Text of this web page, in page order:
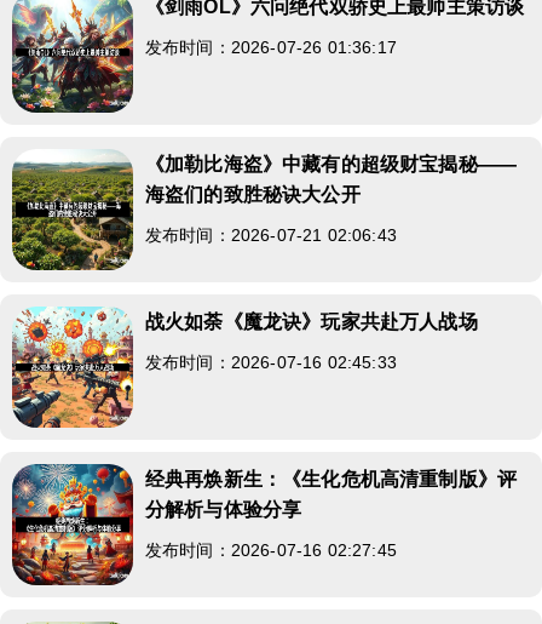
《剑雨OL》六问绝代双骄史上最帅主策访谈
发布时间：2026-07-26 01:36:17
《加勒比海盗》中藏有的超级财宝揭秘——
海盗们的致胜秘诀大公开
发布时间：2026-07-21 02:06:43
战火如荼《魔龙诀》玩家共赴万人战场
发布时间：2026-07-16 02:45:33
经典再焕新生：《生化危机高清重制版》评
分解析与体验分享
发布时间：2026-07-16 02:27:45